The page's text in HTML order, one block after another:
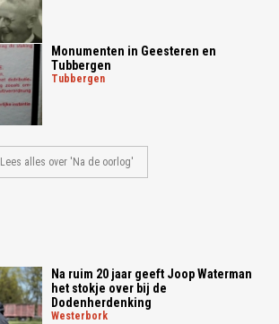
Monumenten in Geesteren en
Tubbergen
tubbergen
Lees alles over 'Na de oorlog'
Na ruim 20 jaar geeft Joop Waterman
het stokje over bij de
Dodenherdenking
westerbork